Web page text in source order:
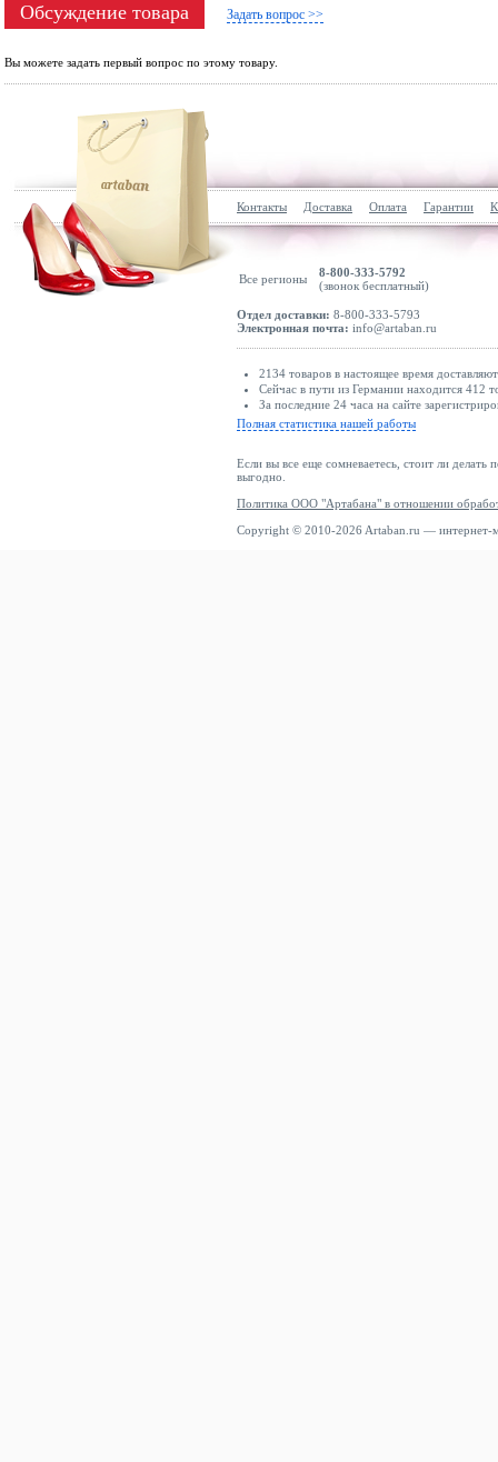
Обсуждение товара Задать вопрос >>
Вы можете задать первый вопрос по этому товару.
Контакты Доставка Оплата Гарантии
Все регионы
8-800-333-5792
(звонок бесплатный)
Отдел доставки: 8-800-333-5793
Электронная почта: info@artaban.ru
2134 товаров в настоящее время
Сейчас в пути из Германии находится 412
За последние 24 часа на сайте
Полная статистика нашей работы
Если вы все еще сомневаетесь, стоит ли делать
выгодно.
Политика ООО "Артабана" в отношении
Copyright © 2010-2026 Artaban.ru — интернет-